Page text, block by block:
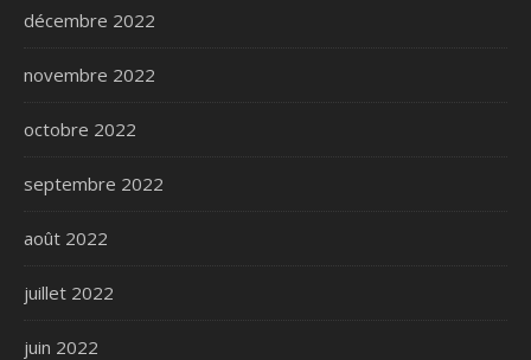
décembre 2022
novembre 2022
octobre 2022
septembre 2022
août 2022
juillet 2022
juin 2022